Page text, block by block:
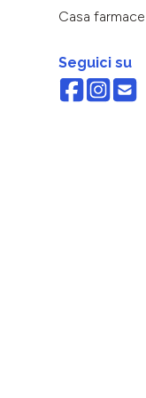
Casa
Seguici su